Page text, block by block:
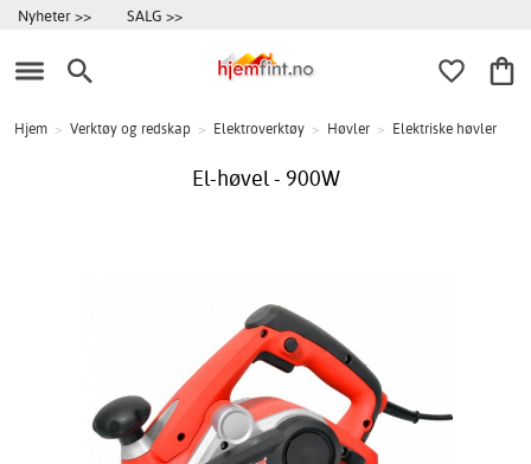
Nyheter >> SALG >>
Hjem > Verktøy og redskap > Elektroverktøy > Høvler > Elektriske høvler
El-høvel - 900W